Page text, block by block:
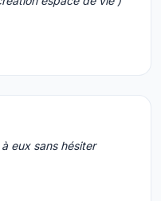
eux sans hésiter